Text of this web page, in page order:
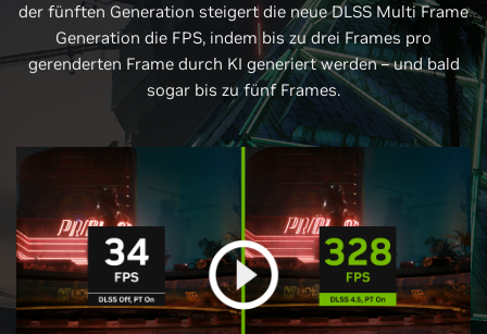
der fünften Generation steigert die neue DLSS Multi Frame
Generation die FPS, indem bis zu drei Frames pro
gerenderten Frame durch KI generiert werden – und bald
sogar bis zu fünf Frames.